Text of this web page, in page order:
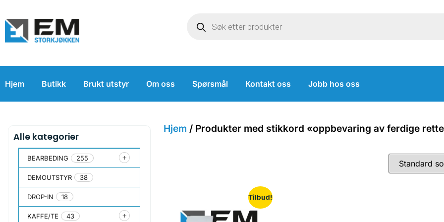
Hjem Butikk Brukt utstyr Om oss Spørsmål Kontakt oss Jobb hos oss
Alle kategorier
BEARBEDING 255
DEMOUTSTYR 38
DROP-IN 18
KAFFE/TE 43
Hjem / Produkter med stikkord «oppbevaring av ferdige
Tilbud!